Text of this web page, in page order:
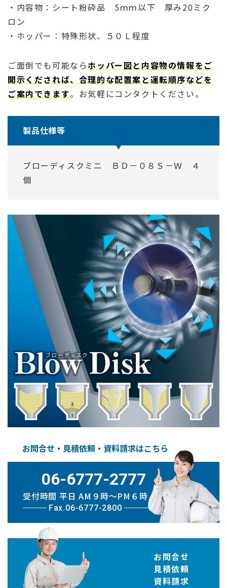
・内容物：シート粉砕品 5ｍｍ以下 厚み20ミク
ロン
・ホッパー：特殊形状、５０Ｌ程度
ご面倒でも可能ならホッパー図と内容物の情報をご
開示くだされば、合理的な配置案と運転順序などを
ご案内できます。お気軽にコンタクトください。
製品仕様等
ブローディスクミニ ＢＤ－０８Ｓ－Ｗ ４
個
お問合せ・見積依頼・資料請求はこちら
06-6777-2777
受付時間 平日 AM９時〜PM６時
Fax.06-6777-2800
お問合せ
見積依頼
資料請求